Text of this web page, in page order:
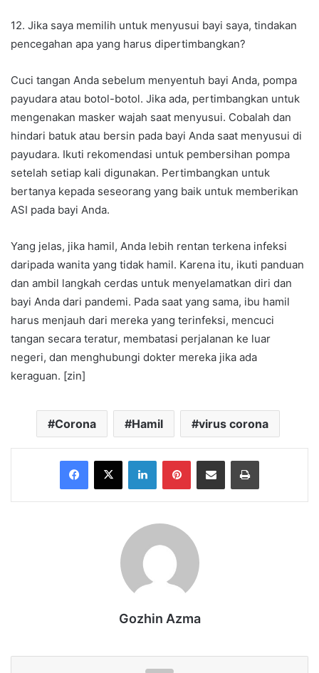
12. Jika saya memilih untuk menyusui bayi saya, tindakan
pencegahan apa yang harus dipertimbangkan?
Cuci tangan Anda sebelum menyentuh bayi Anda, pompa
payudara atau botol-botol. Jika ada, pertimbangkan untuk
mengenakan masker wajah saat menyusui. Cobalah dan
hindari batuk atau bersin pada bayi Anda saat menyusui di
payudara. Ikuti rekomendasi untuk pembersihan pompa
setelah setiap kali digunakan. Pertimbangkan untuk
bertanya kepada seseorang yang baik untuk memberikan
ASI pada bayi Anda.
Yang jelas, jika hamil, Anda lebih rentan terkena infeksi
daripada wanita yang tidak hamil. Karena itu, ikuti panduan
dan ambil langkah cerdas untuk menyelamatkan diri dan
bayi Anda dari pandemi. Pada saat yang sama, ibu hamil
harus menjauh dari mereka yang terinfeksi, mencuci
tangan secara teratur, membatasi perjalanan ke luar
negeri, dan menghubungi dokter mereka jika ada
keraguan. [zin]
Corona Hamil virus corona
Facebook
X LinkedInPinterestShare via Email Print
Gozhin Azma